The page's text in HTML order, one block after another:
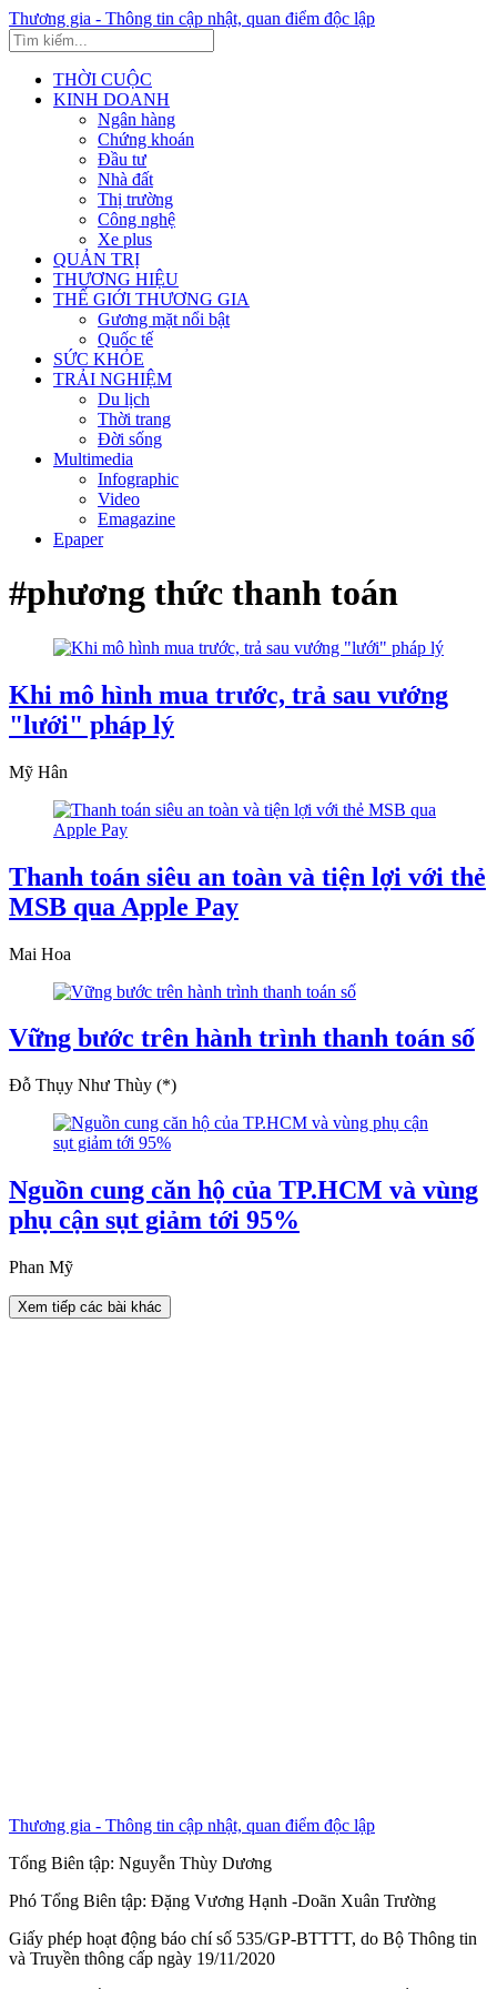
Thương gia - Thông tin cập nhật, quan điểm độc lập
THỜI CUỘC
KINH DOANH
Ngân hàng
Chứng khoán
Đầu tư
Nhà đất
Thị trường
Công nghệ
Xe plus
QUẢN TRỊ
THƯƠNG HIỆU
THẾ GIỚI THƯƠNG GIA
Gương mặt nổi bật
Quốc tế
SỨC KHỎE
TRẢI NGHIỆM
Du lịch
Thời trang
Đời sống
Multimedia
Infographic
Video
Emagazine
Epaper
#phương thức thanh toán
Khi mô hình mua trước, trả sau vướng
"lưới" pháp lý
Mỹ Hân
Thanh toán siêu an toàn và tiện lợi với thẻ
MSB qua Apple Pay
Mai Hoa
Vững bước trên hành trình thanh toán số
Đỗ Thụy Như Thùy (*)
Nguồn cung căn hộ của TP.HCM và vùng
phụ cận sụt giảm tới 95%
Phan Mỹ
Xem tiếp các bài khác
Thương gia - Thông tin cập nhật, quan điểm độc lập
Tổng Biên tập: Nguyễn Thùy Dương
Phó Tổng Biên tập: Đặng Vương Hạnh -Doãn Xuân Trường
Giấy phép hoạt động báo chí số 535/GP-BTTTT, do Bộ Thông tin
và Truyền thông cấp ngày 19/11/2020